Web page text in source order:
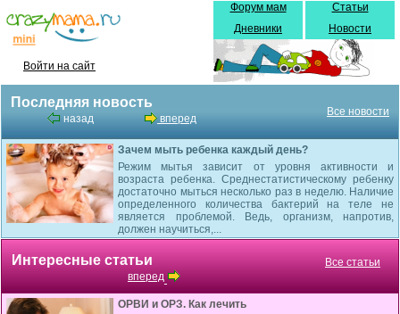
Войти на сайт
Форум мам
Дневники
Статьи
Новости
Последняя новость
назад вперед
Все новости
Зачем мыть ребенка каждый день?
Режим мытья зависит от уровня активности и
возраста ребенка. Среднестатистическому ребенку
достаточно мыться несколько раз в неделю. Наличие
определенного количества бактерий на теле не
является проблемой. Ведь, организм, напротив,
должен научиться,...
Интересные статьи
вперед
Все статьи
ОРВИ и ОРЗ. Как лечить